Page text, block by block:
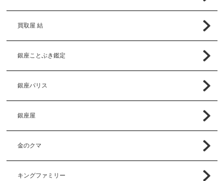
買取屋 結
銀座ことぶき鑑定
銀座パリス
銀座屋
金のクマ
キングファミリー